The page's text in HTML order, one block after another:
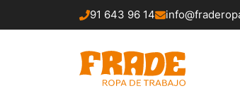
91 643 96 14